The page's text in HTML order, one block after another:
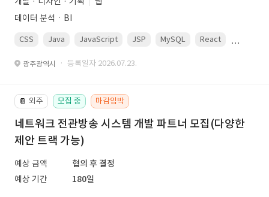
데이터 분석ㆍBI
CSS Java JavaScript JSP MySQL React
광주광역시 · 등록일자 2026.07.23.
📔 외주 모집 중 마감임박
네트워크 전관방송 시스템 개발 파트너 모집(다양한
제안 트랙 가능)
예상 금액
협의 후 결정
예상 기간
180일